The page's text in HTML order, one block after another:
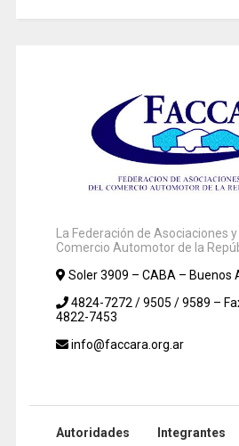
La Federación de Asociaciones
Comercio Automotor de la
Soler 3909 – CABA – Buenos
4824-7272 / 9505 / 9589 –
4822-7453
info@faccara.org.ar
Autoridades Integrantes